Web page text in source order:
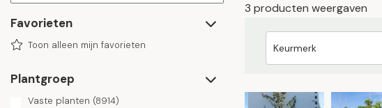
Favorieten
Toon alleen mijn favorieten
Plantgroep
Vaste planten (8914)
3 producten weergaven